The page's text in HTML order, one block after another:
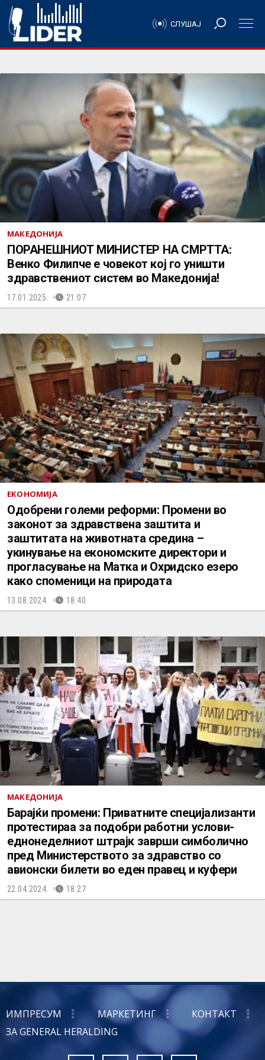
СЛУШАЈ
МАКЕДОНИЈА
ПОРАНЕШНИОТ МИНИСТЕР НА СМРТТА:
Венко Филипче е човекот кој го уништи
здравствениот систем во Македонија!
17.01.2025. 21:07
ЕКОНОМИЈА
Одобрени големи реформи: Промени во
законот за здравствена заштита и
заштитата на животната средина –
укинување на економските директори и
прогласување на Матка и Охридско езеро
како споменици на природата
13.08.2024. 18:40
МАКЕДОНИЈА
Барајќи промени: Приватните специјализанти
протестираа за подобри работни услови-
еднонеделниот штрајк заврши симболично
пред Министерството за здравство со
авионски билети во еден правец и куфери
22.04.2024. 18:27
ИМПРЕСУМ МАРКЕТИНГ
КОНТАКТ
ЗА GENERAL HERALDING